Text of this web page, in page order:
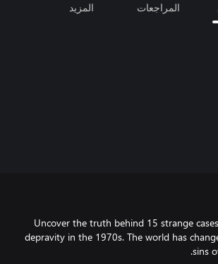
المراجعات المزيد
Uncover the truth behind 15 strange
depravity in the 1970s. The world has